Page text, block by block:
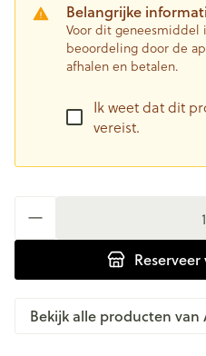
Belangrijke
Voor dit geneesmiddel
beoordeling door de
afhalen en betalen.
Ik weet dat dit
vereist.
Reserveer
Bekijk alle producten van